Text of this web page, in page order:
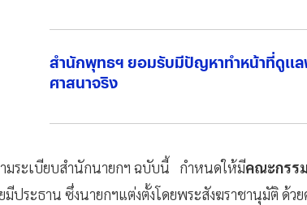
สำนักพุทธฯ ยอมรับมีปัญหาทำหน้าที่ดูแ
ศาสนาจริง
มระเบียบสำนักนายกฯ ฉบับนี้ กำหนดให้มีคณะกรร
มีประธาน ซึ่งนายกฯแต่งตั้งโดยพระสังฆราชานุมัติ ด้ว